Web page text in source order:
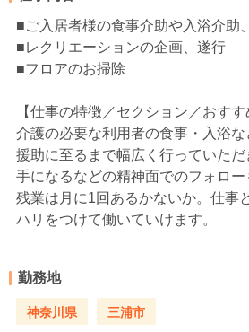
■ご入居者様の食事介助や入浴介助
■レクリエーションの企画、遂行
■フロアのお掃除
【仕事の特徴／セクション／おすす
介護の必要な利用者の食事・入浴
援助に至るまで幅広く行っていた
手になるなどの精神面でのフォロー
残業は月に1回あるかないか。仕事
ハリをつけて働いていけます。
勤務地
神奈川県 三浦市